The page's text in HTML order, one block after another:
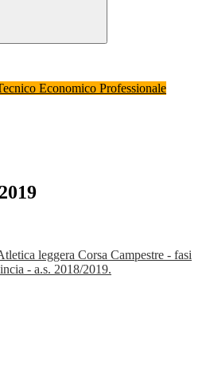
Economico Professionale
leggera Corsa Campestre - fasi
- a.s. 2018/2019.